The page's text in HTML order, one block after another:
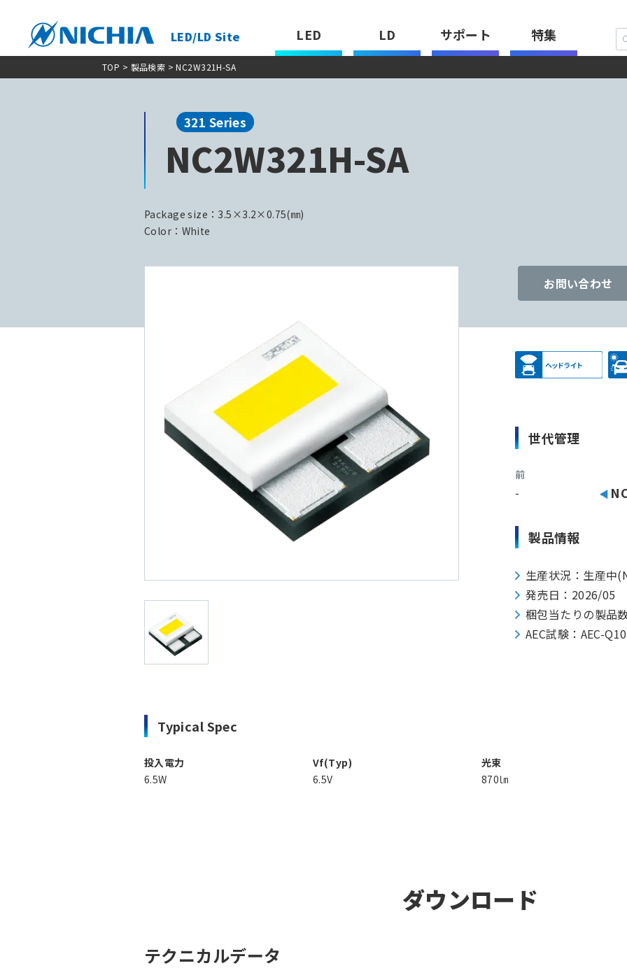
LED/LD Site LED LD サポート 特集
TOP > 製品検索 > NC2W321H-SA
321 Series
NC2W321H-SA
Package size：3.5×3.2×0.75(㎜)
Color：White
お問い合わせ
世代管理
前
-
製品情報
生産状況：生産中
発売日：2026/05
梱包当たりの製品
AEC試験：AEC-
Typical Spec
投入電力
6.5W
Vf(Typ)
6.5V
光束
870㏐
ダウンロード
テクニカルデータ